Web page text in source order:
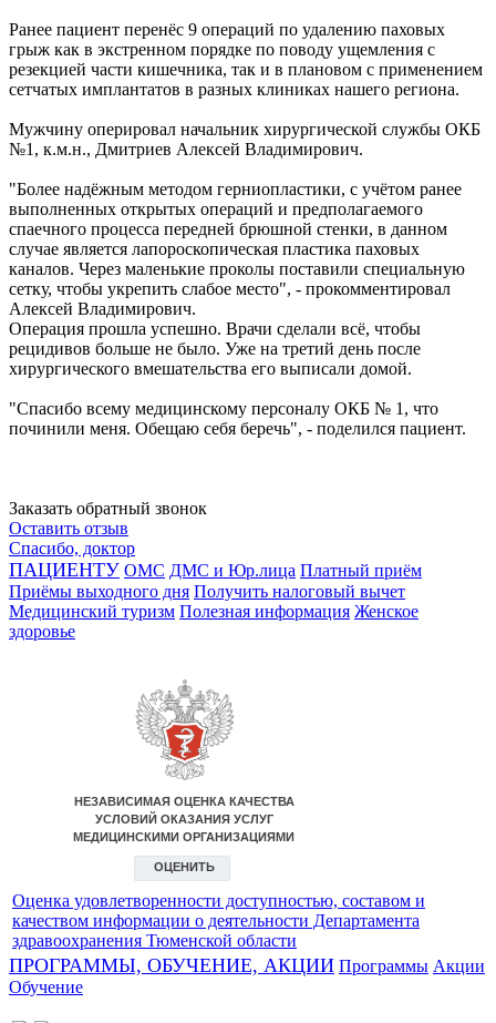
Ранее пациент перенёс 9 операций по удалению паховых
грыж как в экстренном порядке по поводу ущемления с
резекцией части кишечника, так и в плановом с применением
сетчатых имплантатов в разных клиниках нашего региона.
Мужчину оперировал начальник хирургической службы ОКБ
№1, к.м.н., Дмитриев Алексей Владимирович.
"Более надёжным методом герниопластики, с учётом ранее
выполненных открытых операций и предполагаемого
спаечного процесса передней брюшной стенки, в данном
случае является лапороскопическая пластика паховых
каналов. Через маленькие проколы поставили специальную
сетку, чтобы укрепить слабое место", - прокомментировал
Алексей Владимирович.
Операция прошла успешно. Врачи сделали всё, чтобы
рецидивов больше не было. Уже на третий день после
хирургического вмешательства его выписали домой.
"Спасибо всему медицинскому персоналу ОКБ № 1, что
починили меня. Обещаю себя беречь", - поделился пациент.
Заказать обратный звонок
Оставить отзыв
Спасибо, доктор
ПАЦИЕНТУ ОМС ДМС и Юр.лица Платный приём
Приёмы выходного дня Получить налоговый вычет
Медицинский туризм Полезная информация Женское
здоровье
Оценка удовлетворенности доступностью, составом и
качеством информации о деятельности Департамента
здравоохранения Тюменской области
ПРОГРАММЫ, ОБУЧЕНИЕ, АКЦИИ Программы Акции
Обучение